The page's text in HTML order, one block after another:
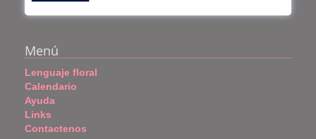
Menú
Lenguaje floral
Calendario
Ayuda
Links
Contactenos